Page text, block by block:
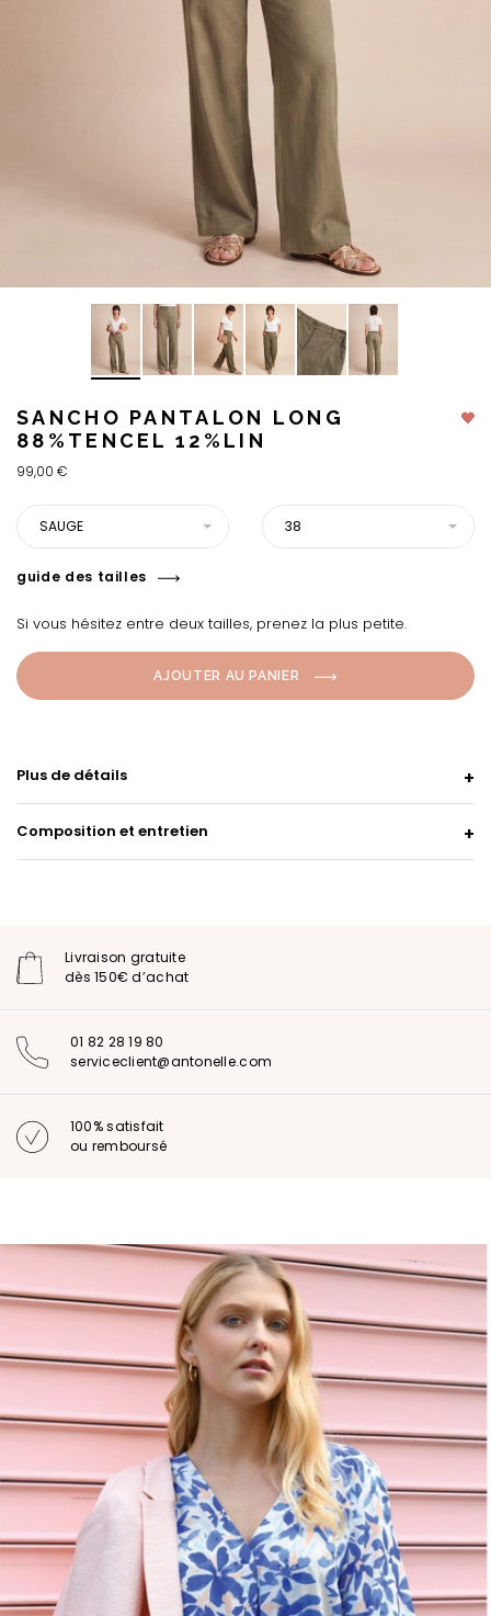
SANCHO PANTALON LONG
88%TENCEL 12%LIN
99,00 €
SAUGE 38
guide des tailles
Si vous hésitez entre deux tailles, prenez la plus petite.
AJOUTER AU PANIER
Plus de détails
Composition et entretien
Livraison gratuite
dès 150€ d’achat
01 82 28 19 80
serviceclient@antonelle.com
100% satisfait
ou remboursé